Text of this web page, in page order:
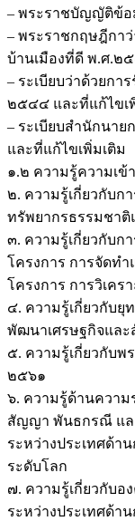
– พระราชบัญญัติข้อ
– พระราชกฤษฎีกา
บ้านเมืองที่ดี พ.ศ.๒
– ระเบียบว่าด้วยกา
๒๕๔๔ และที่แก้ไขเ
– ระเบียบสำนักนา
และที่แก้ไขเพิ่มเติม
๑.๒ ความรู้ความเข้
๒. ความรู้เกี่ยวกับก
ทรัพยากรธรรมชาติ
๓. ความรู้เกี่ยวกับก
โครงการ การจัดท
โครงการ การวิเคร
๔. ความรู้เกี่ยวกับยุ
พัฒนาเศรษฐกิจแล
๕. ความรู้เกี่ยวกับ
๒๕๖๑
๖. ความรู้ด้านความ
สัญญา พันธกรณี แล
ระหว่างประเทศด้า
ระดับโลก
๗. ความรู้เกี่ยวกับอ
ระหว่างประเทศด้า